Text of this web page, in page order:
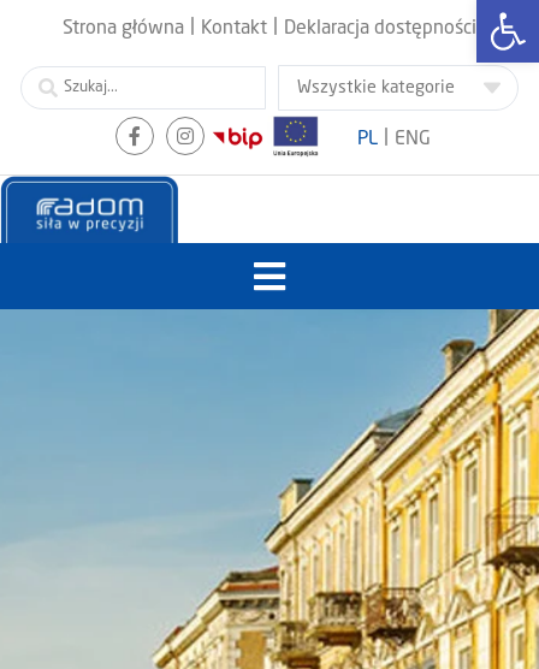
Strona główna Kontakt Deklaracja dostępności
PL ENG